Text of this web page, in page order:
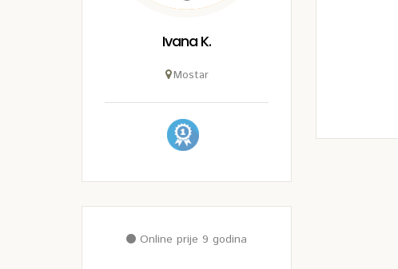
Ivana K.
Mostar
Online prije 9 godina